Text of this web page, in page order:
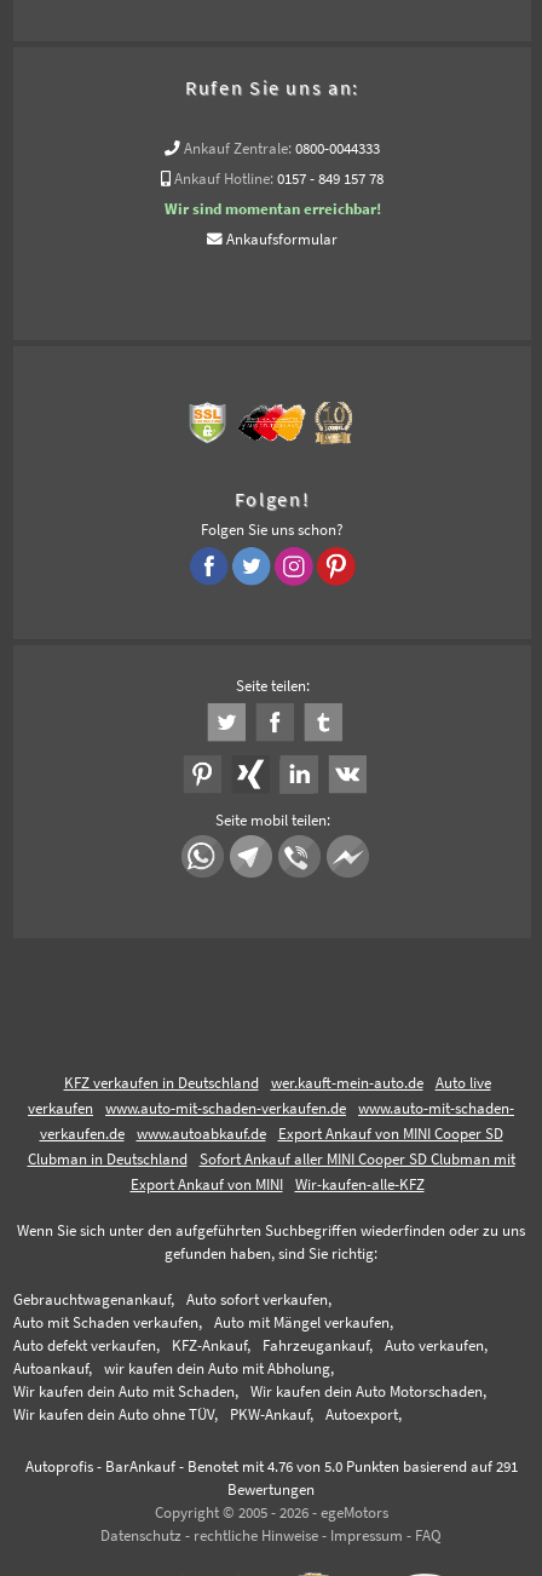
Rufen Sie uns an:
Ankauf Zentrale: 0800-0044333
Ankauf Hotline: 0157 - 849 157 78
Wir sind momentan erreichbar!
Ankaufsformular
Folgen!
Folgen Sie uns schon?
Seite teilen:
Seite mobil teilen:
KFZ verkaufen in Deutschland wer.kauft-mein-auto.de
Auto live
verkaufen
www.auto-mit-schaden-verkaufen.de
www.auto-mit-schaden-
verkaufen.de
www.autoabkauf.de
Export Ankauf von MINI Cooper SD
Clubman in Deutschland
Sofort Ankauf aller MINI Cooper SD Clubman mit
Export Ankauf von MINI
Wir-kaufen-alle-KFZ
Wenn Sie sich unter den aufgeführten Suchbegriffen wiederfinden oder zu uns
gefunden haben, sind Sie richtig:
Gebrauchtwagenankauf,
Auto sofort verkaufen,
Auto mit Schaden verkaufen,
Auto mit Mängel verkaufen,
Auto defekt verkaufen,
KFZ-Ankauf, Fahrzeugankauf,
Auto verkaufen,
Autoankauf,
wir kaufen dein Auto mit Abholung,
Wir kaufen dein Auto mit Schaden,
Wir kaufen dein Auto Motorschaden,
Wir kaufen dein Auto ohne TÜV,
PKW-Ankauf, Autoexport,
Autoprofis - BarAnkauf- Benotet mit 4.76von 5.0 Punkten basierend auf 291
Bewertungen
Copyright © 2005 - 2026 - egeMotors
Datenschutz - rechtliche Hinweise - Impressum - FAQ